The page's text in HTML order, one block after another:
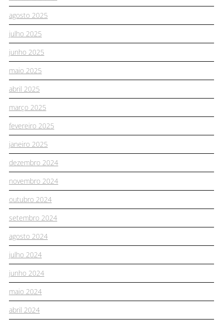
agosto 2025
julho 2025
junho 2025
maio 2025
abril 2025
março 2025
fevereiro 2025
janeiro 2025
dezembro 2024
novembro 2024
outubro 2024
setembro 2024
agosto 2024
julho 2024
junho 2024
maio 2024
abril 2024